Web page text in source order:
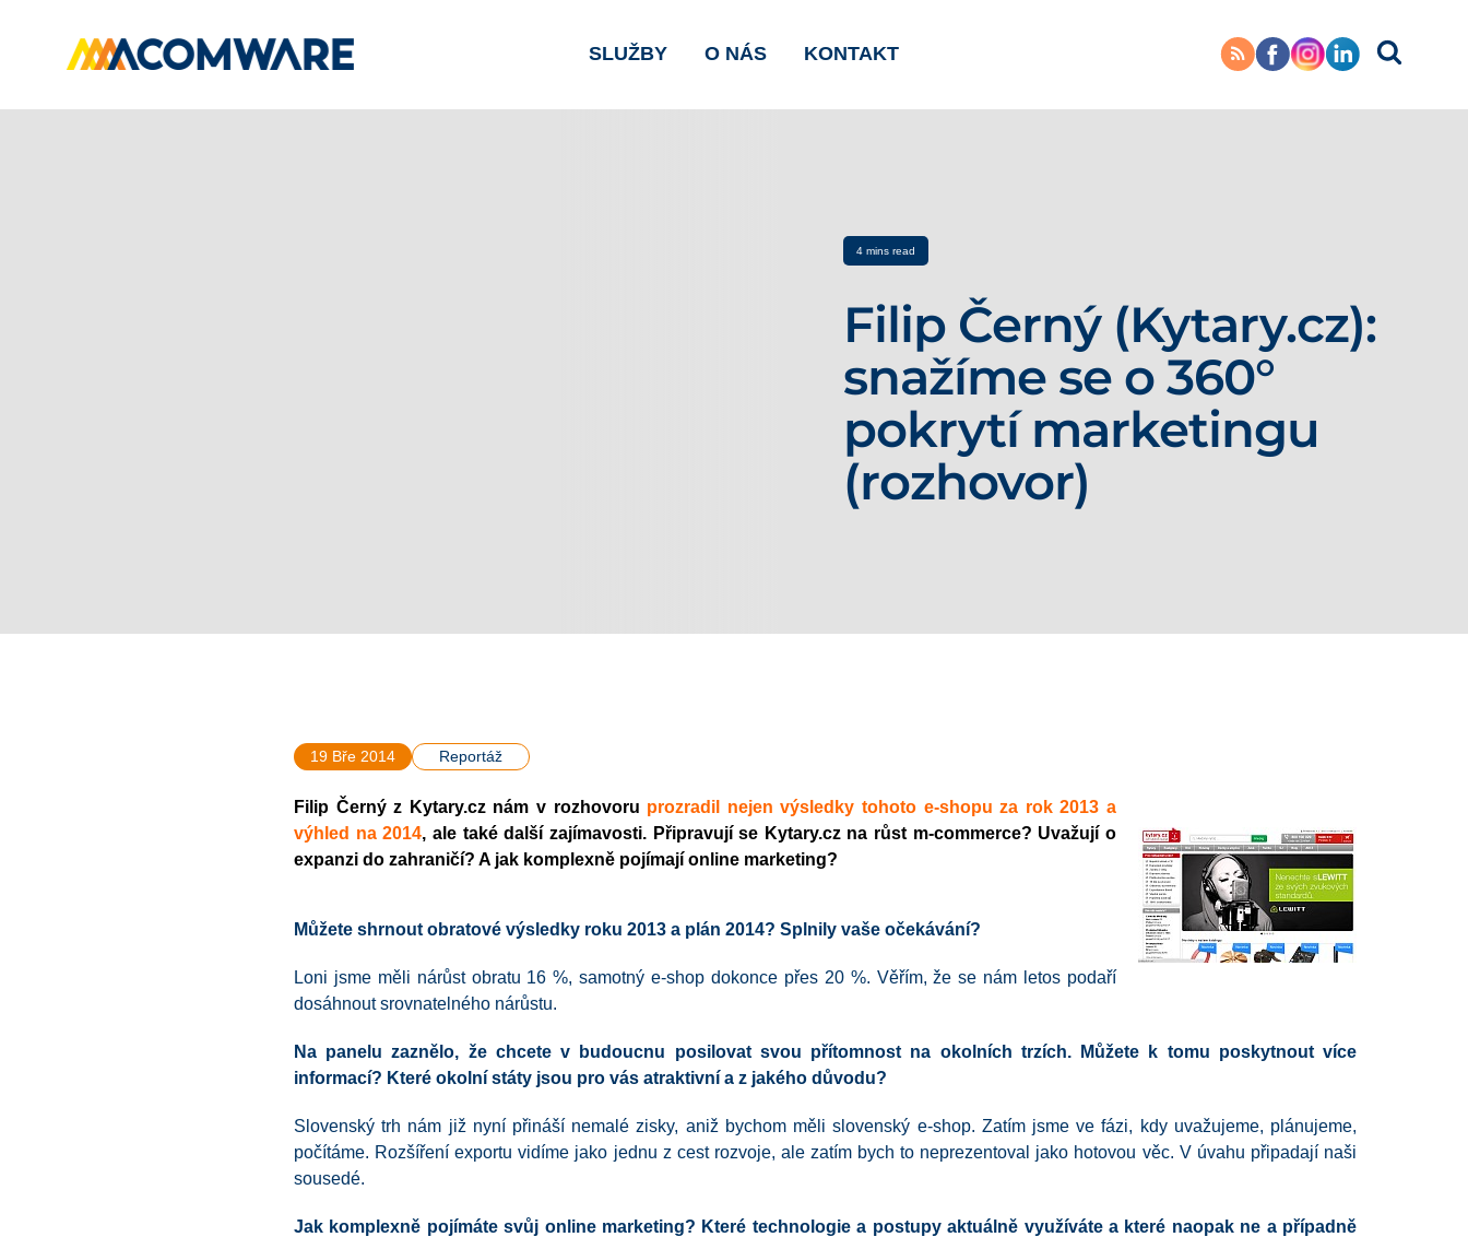
SLUŽBY O NÁS KONTAKT
4 mins read
Filip Černý (Kytary.cz):
snažíme se o 360°
pokrytí marketingu
(rozhovor)
19 Bře 2014 Reportáž
Filip Černý z Kytary.cz nám v rozhovoru prozradil nejen výsledky tohoto e-shopu za rok 2013 a
výhled na 2014, ale také další zajímavosti. Připravují se Kytary.cz na růst m-commerce? Uvažují o
expanzi do zahraničí? A jak komplexně pojímají online marketing?
Můžete shrnout obratové výsledky roku 2013 a plán 2014? Splnily vaše očekávání?
Loni jsme měli nárůst obratu 16 %, samotný e-shop dokonce přes 20 %. Věřím, že se nám letos podaří
dosáhnout srovnatelného nárůstu.
Na panelu zaznělo, že chcete v budoucnu posilovat svou přítomnost na okolních trzích. Můžete k tomu poskytnout více
informací? Které okolní státy jsou pro vás atraktivní a z jakého důvodu?
Slovenský trh nám již nyní přináší nemalé zisky, aniž bychom měli slovenský e-shop. Zatím jsme ve fázi, kdy uvažujeme, plánujeme,
počítáme. Rozšíření exportu vidíme jako jednu z cest rozvoje, ale zatím bych to neprezentoval jako hotovou věc. V úvahu připadají naši
sousedé.
Jak komplexně pojímáte svůj online marketing? Které technologie a postupy aktuálně využíváte a které naopak ne a případně